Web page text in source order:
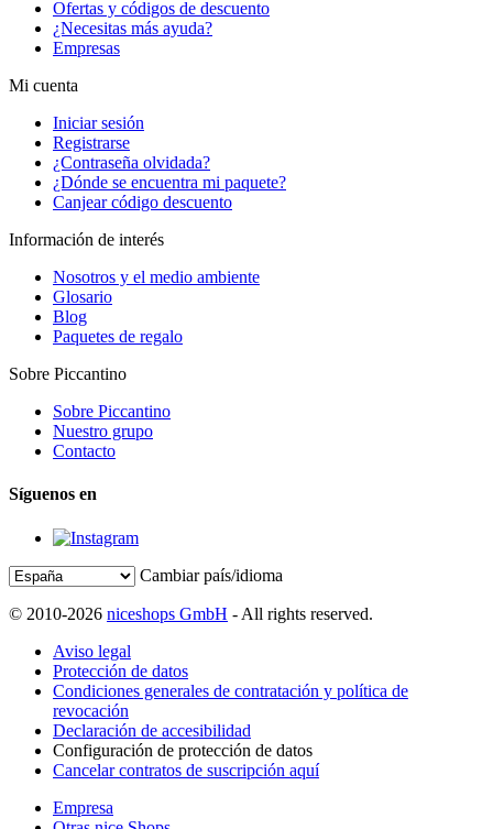
Ofertas y códigos de descuento
¿Necesitas más ayuda?
Empresas
Mi cuenta
Iniciar sesión
Registrarse
¿Contraseña olvidada?
¿Dónde se encuentra mi paquete?
Canjear código descuento
Información de interés
Nosotros y el medio ambiente
Glosario
Blog
Paquetes de regalo
Sobre Piccantino
Sobre Piccantino
Nuestro grupo
Contacto
Síguenos en
Cambiar país/idioma
© 2010-2026 niceshops GmbH - All rights reserved.
Aviso legal
Protección de datos
Condiciones generales de contratación y política de
revocación
Declaración de accesibilidad
Configuración de protección de datos
Cancelar contratos de suscripción aquí
Empresa